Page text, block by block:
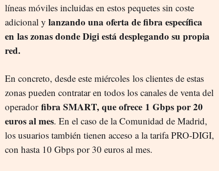
líneas móviles incluidas en estos pequetes sin coste
adicional y lanzando una oferta de fibra específica
en las zonas donde Digi está desplegando su propia
red.
En concreto, desde este miércoles los clientes de estas
zonas pueden contratar en todos los canales de venta del
operador fibra SMART, que ofrece 1 Gbps por 20
euros al mes. En el caso de la Comunidad de Madrid,
los usuarios también tienen acceso a la tarifa PRO-DIGI,
con hasta 10 Gbps por 30 euros al mes.